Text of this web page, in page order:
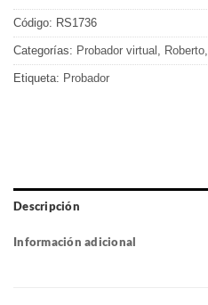
Código: RS1736
Categorías: Probador virtual , Roberto,
Etiqueta: Probador
Descripción
Información adicional